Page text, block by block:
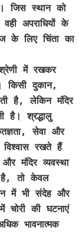
जिस स्थान को
अपराधियों के
के लिए चिंता का
श्रेणी में रखकर
किसी दुकान,
है, लेकिन मंदिर
है। श्रद्धालु
सेवा और
रखते हैं
और मंदिर व्यवस्था
है, तो केवल
मन में भी संदेह और
चोरी की घटनाएं
भावनात्मक